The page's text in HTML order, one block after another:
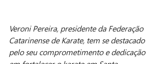
Veroni Pereira, presidente da Federação
Catarinense de Karate, tem se destacado
pelo seu comprometimento e dedicação